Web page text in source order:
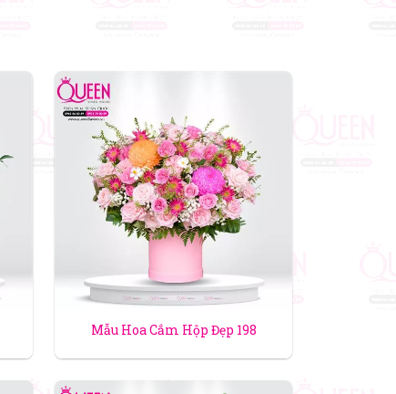
Mẫu Hoa Cắm Hộp Đẹp 198